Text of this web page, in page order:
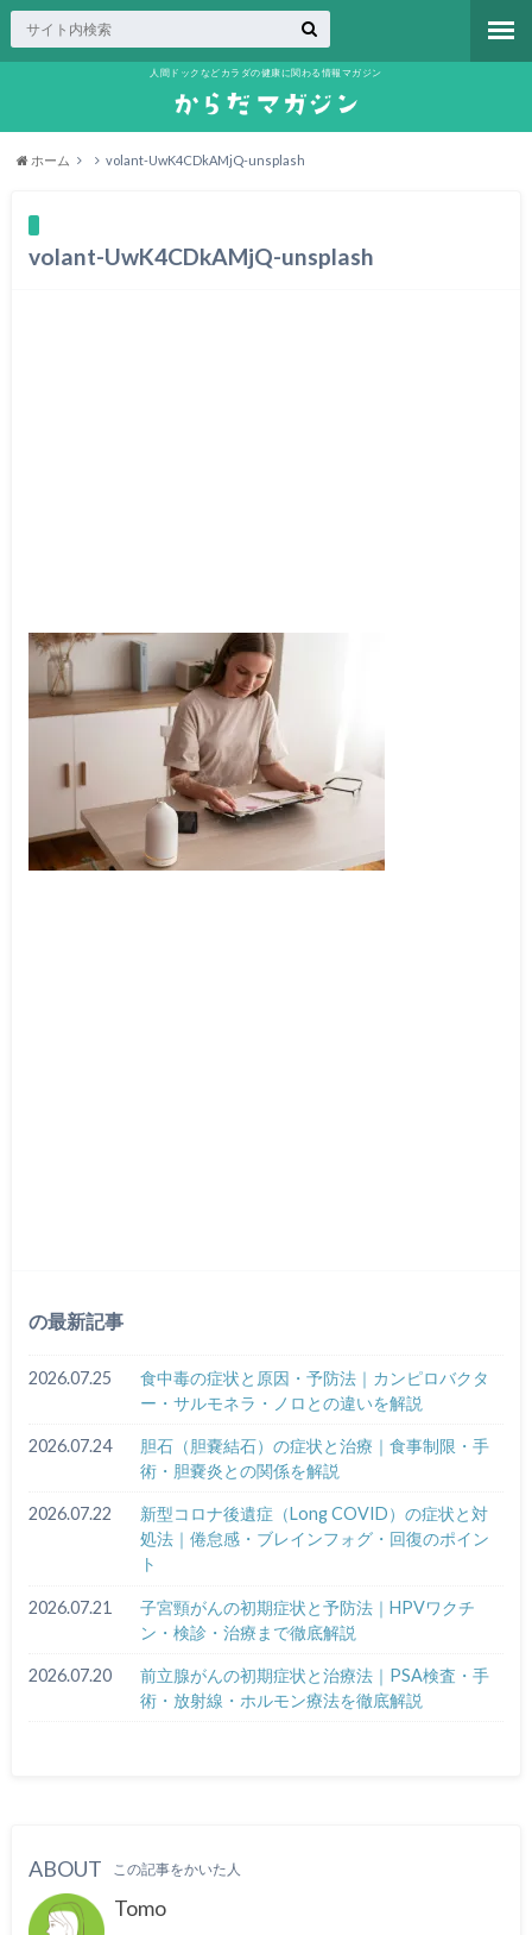
人間ドックなどカラダの健康に関わる情報マガジン
ホーム volant-UwK4CDkAMjQ-unsplash
volant-UwK4CDkAMjQ-unsplash
の最新記事
2026.07.25
食中毒の症状と原因・予防法｜カンピロバクタ
ー・サルモネラ・ノロとの違いを解説
2026.07.24
胆石（胆嚢結石）の症状と治療｜食事制限・手
術・胆嚢炎との関係を解説
2026.07.22
新型コロナ後遺症（Long COVID）の症状と対
処法｜倦怠感・ブレインフォグ・回復のポイン
ト
2026.07.21
子宮頸がんの初期症状と予防法｜HPVワクチ
ン・検診・治療まで徹底解説
2026.07.20
前立腺がんの初期症状と治療法｜PSA検査・手
術・放射線・ホルモン療法を徹底解説
ABOUT この記事をかいた人
Tomo